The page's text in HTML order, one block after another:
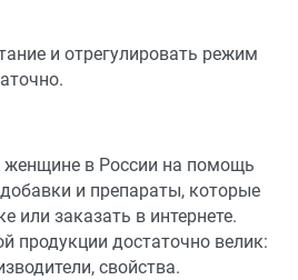
и отрегулировать режим
женщине в России на помощь
и препараты, которые
или заказать в интернете.
продукции достаточно велик:
свойства.